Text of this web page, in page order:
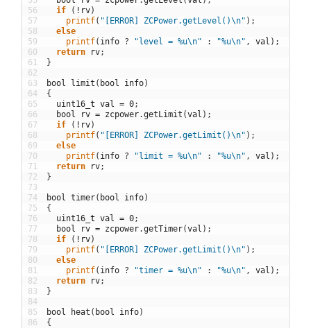
56
57
58
59
60
61
62
63
64
65
66
67
68
69
70
71
72
73
74
75
76
77
78
79
80
81
82
83
84
85
86
if
( ! rv)
printf( "[ERROR] ZCPower.getLevel()\n" ) ;
else
printf( info ? "level = %u\n" : "%u\n" , val ) ;
return
rv;
}
bool limit ( bool info)
{
uint16 t val = 0;
bool
rv = zcpower.getLimit (val ) ;
if
( ! rv)
printf( "[ERROR] ZCPower.getLimit()\n" ) ;
else
printf( info ? "limit = %u\n" : "%u\n" , val ) ;
return
rv;
}
bool timer( bool info)
{
uint16 t val = 0;
bool
rv = zcpower.getTimer(val ) ;
if
( ! rv)
printf( "[ERROR] ZCPower.getLimit()\n" ) ;
else
printf( info ? "timer = %u\n" : "%u\n" , val ) ;
return
rv;
}
bool heat ( bool info)
{